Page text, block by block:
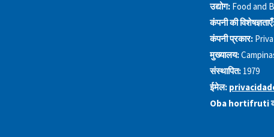
उद्योग: Food and
कंपनी की
कंपनी प्रकार:
मुख्यालय:
संस्थापित: 1979
ईमेल:
Oba hortifruti